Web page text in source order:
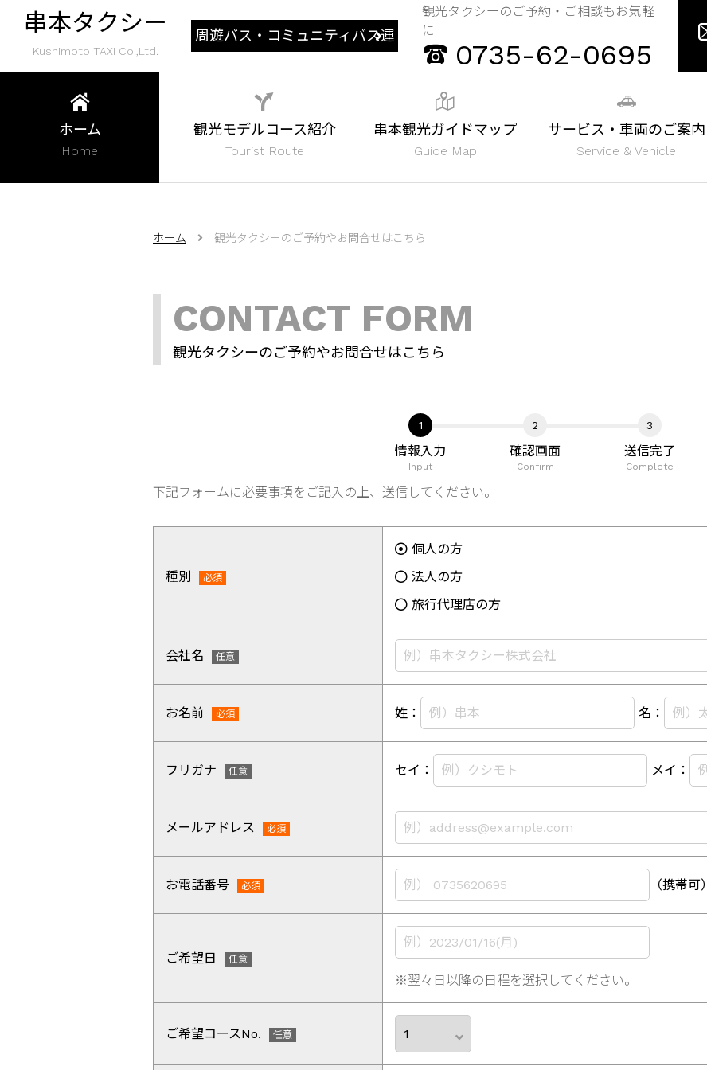
串本タクシー
Kushimoto TAXI Co.,Ltd.
周遊バス・コミュニティバス運
観光タクシーのご予約・ご相談もお気軽
に
0735-62-0695
ホーム
Home
観光モデルコース紹介
Tourist Route
串本観光ガイドマップ
Guide Map
サービス・車両のご案内
Service & Vehicle
ホーム 観光タクシーのご予約やお問合せはこちら
CONTACT FORM
観光タクシーのご予約やお問合せはこちら
情報入力
Input
確認画面
Confirm
送信完了
Complete
下記フォームに必要事項をご記入の上、送信してください。
種別
個人の方
法人の方
旅行代理店の方
会社名
お名前 姓： 名：
フリガナ セイ： メイ：
メールアドレス
お電話番号 （携帯可）
ご希望日
※翌々日以降の日程を選択してください。
ご希望コースNo.